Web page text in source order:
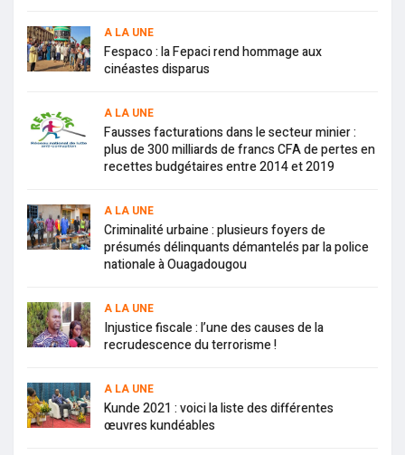
A LA UNE
Fespaco : la Fepaci rend hommage aux
cinéastes disparus
A LA UNE
Fausses facturations dans le secteur minier :
plus de 300 milliards de francs CFA de pertes en
recettes budgétaires entre 2014 et 2019
A LA UNE
Criminalité urbaine : plusieurs foyers de
présumés délinquants démantelés par la police
nationale à Ouagadougou
A LA UNE
Injustice fiscale : l’une des causes de la
recrudescence du terrorisme !
A LA UNE
Kunde 2021 : voici la liste des différentes
œuvres kundéables